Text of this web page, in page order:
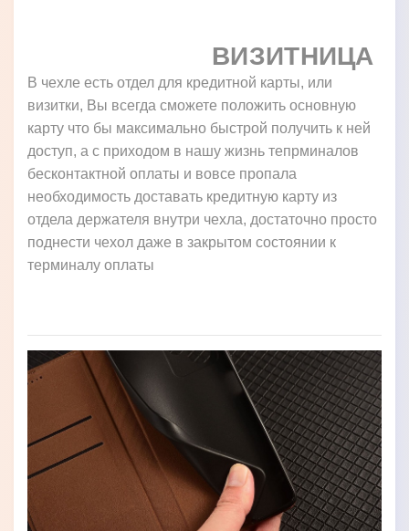
ВИЗИТНИЦА
В чехле есть отдел для кредитной карты, или
визитки, Вы всегда сможете положить основную
карту что бы максимально быстрой получить к ней
доступ, а с приходом в нашу жизнь тепрминалов
бесконтактной оплаты и вовсе пропала
необходимость доставать кредитную карту из
отдела держателя внутри чехла, достаточно просто
поднести чехол даже в закрытом состоянии к
терминалу оплаты